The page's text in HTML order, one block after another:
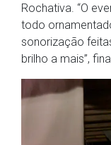
Rochativa. “O
todo
sonorização
brilho a mais”,